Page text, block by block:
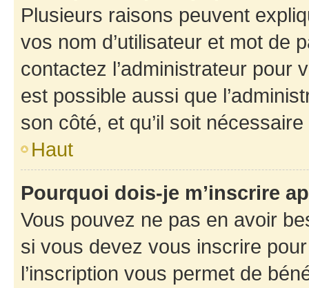
Plusieurs raisons peuvent
vos nom d’utilisateur et mot de
contactez l’administrateur pour
est possible aussi que
son côté, et qu’il soit
Haut
Pourquoi dois-je m’inscrire
Vous pouvez ne pas en avoir
si vous devez vous inscrire
l’inscription vous permet de